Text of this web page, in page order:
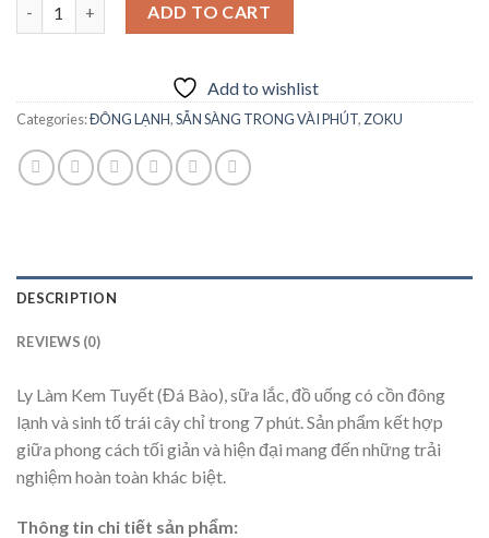
ADD TO CART
Add to wishlist
Categories:ĐÔNG LẠNH,SẴN SÀNG TRONG VÀI PHÚT, ZOKU
DESCRIPTION
REVIEWS (0)
Ly Làm Kem Tuyết (Đá Bào), sữa lắc, đồ uống có cồn đông
lạnh và sinh tố trái cây chỉ trong 7 phút. Sản phẩm kết hợp
giữa phong cách tối giản và hiện đại mang đến những trải
nghiệm hoàn toàn khác biệt.
Thông tin chi tiết sản phẩm: